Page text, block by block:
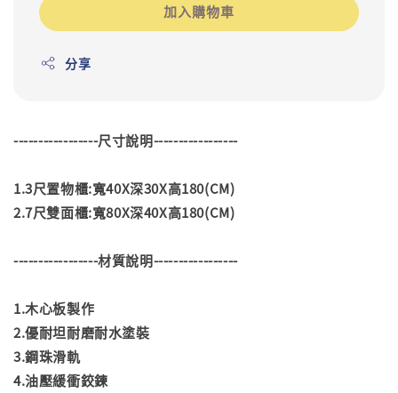
加入購物車
分享
-----------------尺寸說明-----------------
1.3尺置物櫃:寬40X深30X高180(CM)
2.7尺雙面櫃:寬80X深40X高180(CM)
-----------------材質說明-----------------
1.木心板製作
2.優耐坦耐磨耐水塗裝
3.鋼珠滑軌
4.油壓緩衝鉸鍊